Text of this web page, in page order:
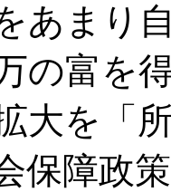
あまり
の富を
大を「
保障政